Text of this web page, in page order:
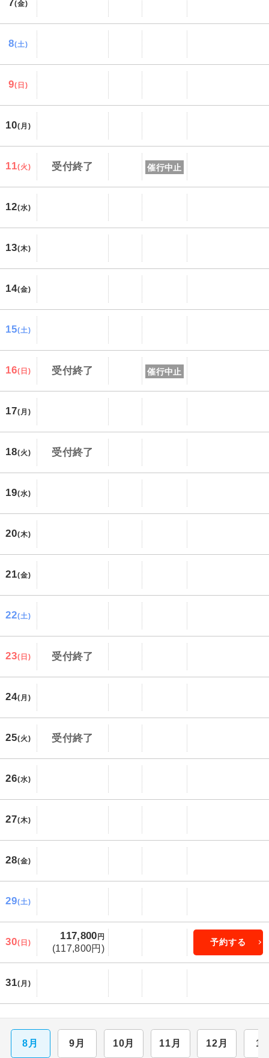
7(金)
8(土)
9(日)
10(月)
11(火) 受付終了 催行中止
12(水)
13(木)
14(金)
15(土)
16(日) 受付終了 催行中止
17(月)
18(火) 受付終了
19(水)
20(木)
21(金)
22(土)
23(日) 受付終了
24(月)
25(火) 受付終了
26(水)
27(木)
28(金)
29(土)
30(日)
117,800 円
(117,800円)
予約する
31(月)
8月 9月 10月 11月 12月 1